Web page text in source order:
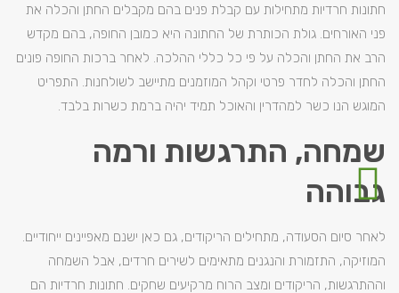
חתונות חרדיות מתחילות עם קבלת פנים בהם מקבלים החתן והכלה את
פני האורחים. גולת הכותרת של החתונה היא כמובן החופה, בהם מקדש
הרב את החתן והכלה על פי כל כללי ההלכה. לאחר ברכות החופה פונים
החתן והכלה לחדר פרטי וקהל המוזמנים מתיישב לשולחנות. התפריט
המוגש הנו כשר למהדרין והאוכל תמיד יהיה ברמת כשרות בלבד.
שמחה, התרגש​ות ורמה
גבוהה
לאחר סיום הסעודה, מתחילים הריקודים, גם כאן ישנם מאפיינים ייחודיים.
המוזיקה, התזמורת והנגנים מתאימים לשירים חרדים, אבל השמחה
וההתרגשות, הריקודים ומצב הרוח מרקיעים שחקים. חתונות חרדיות הם